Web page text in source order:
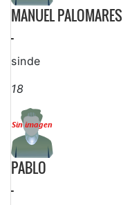
MANUEL PALOMARES
-
sinde
18
PABLO
-